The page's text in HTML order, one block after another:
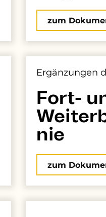
zum
Ergänzungen
Fort-
nie
zum